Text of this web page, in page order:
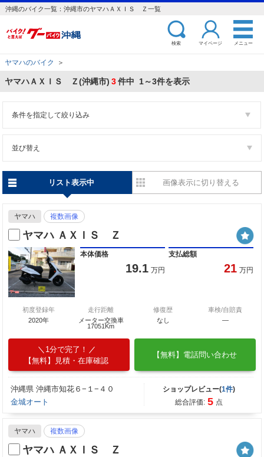
沖縄のバイク一覧：沖縄市のヤマハＡＸＩＳ Ｚ一覧
検索 マイページ メニュー
ヤマハのバイク ＞
ヤマハＡＸＩＳ Ｚ(沖縄市) 3件中 1～3件を表示
条件を指定して絞り込み
並び替え
リスト表示中 画像表示に切り替える
ヤマハ 複数画像
ヤマハ ＡＸＩＳ Ｚ
本体価格
19.1 万円
支払総額
21 万円
初度登録年
2020年
走行距離
メーター交換車
17051Km
修復歴
なし
車検/自賠責
―
1分で完了！
【無料】見積・在庫確認
【無料】電話問い合わせ
沖縄県 沖縄市知花６−１−４０
金城オート
ショップレビュー(1件)
総合評価: 5 点
ヤマハ 複数画像
ヤマハ ＡＸＩＳ Ｚ